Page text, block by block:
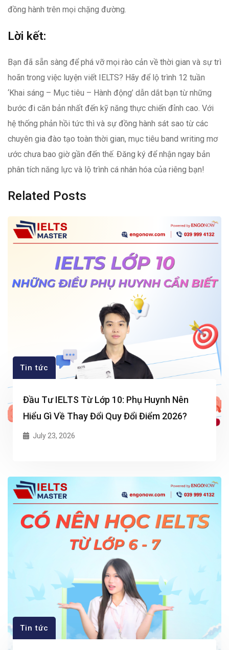
đồng hành trên mọi chặng đường.
Lời kết:
Bạn đã sẵn sàng để phá vỡ mọi rào cản về thời gian và sự trì
hoãn trong việc luyện viết IELTS? Hãy để lộ trình 12 tuần
‘Khai sáng – Mục tiêu – Hành động’ dẫn dắt bạn từ những
bước đi căn bản nhất đến kỹ năng thực chiến đỉnh cao. Với
hệ thống phản hồi tức thì và sự đồng hành sát sao từ các
chuyên gia đào tạo toàn thời gian, mục tiêu band writing mơ
ước chưa bao giờ gần đến thế. Đăng ký để nhận ngay bản
phân tích năng lực và lộ trình cá nhân hóa của riêng bạn!
Related Posts
Tin tức
Đầu Tư IELTS Từ Lớp 10: Phụ Huynh Nên
Hiểu Gì Về Thay Đổi Quy Đổi Điểm 2026?
July 23, 2026
Tin tức